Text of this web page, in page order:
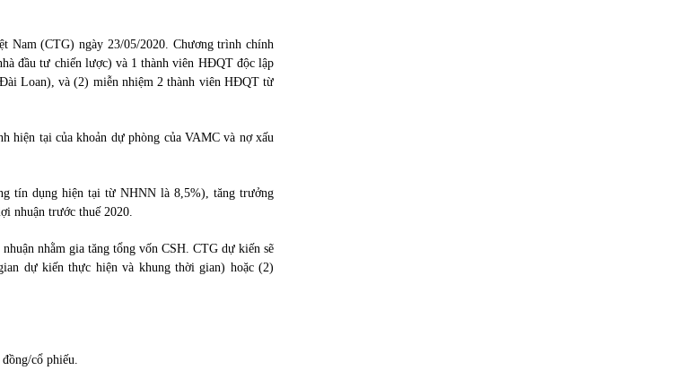
Nam (CTG) ngày 23/05/2020. Chương trình chính
đầu tư chiến lược) và 1 thành viên HĐQT độc lập
Loan), và (2) miễn nhiệm 2 thành viên HĐQT từ
hiện tại của khoản dự phòng của VAMC và nợ xấu
tín dụng hiện tại từ NHNN là 8,5%), tăng trưởng
nhuận trước thuế 2020.
nhằm gia tăng tổng vốn CSH. CTG dự kiến sẽ
dự kiến thực hiện và khung thời gian) hoặc (2)
cổ phiếu.